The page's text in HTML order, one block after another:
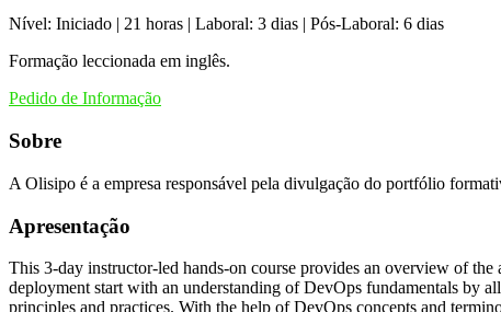
Nível: Iniciado | 21 horas | Laboral: 3 dias | Pós-Laboral: 6 dias
Formação leccionada em inglês.
Pedido de Informação
Sobre
A Olisipo é a empresa responsável pela divulgação do portfólio
Apresentação
This 3-day instructor-led hands-on course provides an overview of
deployment start with an understanding of DevOps fundamentals by
principles and practices. With the help of DevOps concepts and